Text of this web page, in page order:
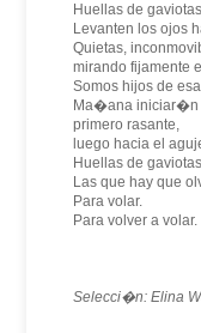
Huellas de
Levanten los ojos
Quietas,
mirando fijamente
Somos hijos de
Ma�ana iniciar�n
primero rasante,
luego hacia el
Huellas de
Las que hay que
Para volar.
Para volver a volar.
Selecci�n: Elina